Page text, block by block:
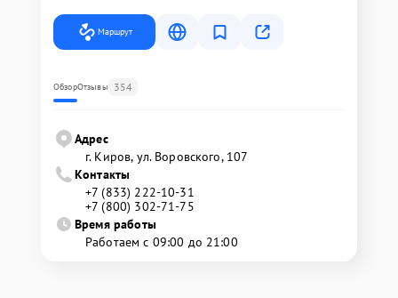
Маршрут
ОбзорОтзывы 354
Адрес
г. Киров, ул. Воровского, 107
Контакты
+7 (833) 222-10-31
+7 (800) 302-71-75
Время работы
Работаем с 09:00 до 21:00